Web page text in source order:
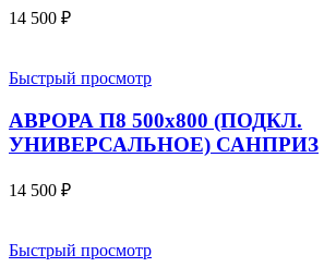
14 500 ₽
Быстрый просмотр
АВРОРА П8 500х800 (ПОДКЛ.
УНИВЕРСАЛЬНОЕ) САНПРИЗ
14 500 ₽
Быстрый просмотр